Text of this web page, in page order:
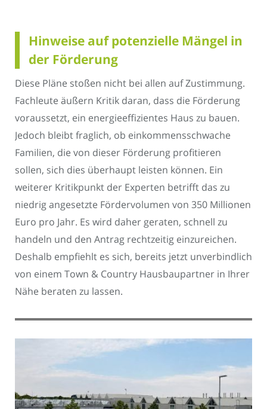
Hinweise auf potenzielle Mängel in
der Förderung
Diese Pläne stoßen nicht bei allen auf Zustimmung.
Fachleute äußern Kritik daran, dass die Förderung
voraussetzt, ein energieeffizientes Haus zu bauen.
Jedoch bleibt fraglich, ob einkommensschwache
Familien, die von dieser Förderung profitieren
sollen, sich dies überhaupt leisten können. Ein
weiterer Kritikpunkt der Experten betrifft das zu
niedrig angesetzte Fördervolumen von 350 Millionen
Euro pro Jahr. Es wird daher geraten, schnell zu
handeln und den Antrag rechtzeitig einzureichen.
Deshalb empfiehlt es sich, bereits jetzt unverbindlich
von einem Town & Country Hausbaupartner in Ihrer
Nähe beraten zu lassen.